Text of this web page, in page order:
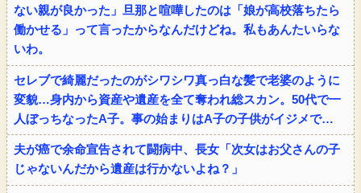
ない親が良かった」旦那と喧嘩したのは「娘が高校落ちたら
働かせる」って言ったからなんだけどね。私もあんたいらな
いわ。
セレブで綺麗だったのがシワシワ真っ白な髪で老婆のように
変貌…身内から資産や遺産を全て奪われ総スカン。50代で一
人ぼっちなったA子。事の始まりはA子の子供がイジメで…
夫が癌で余命宣告されて闘病中、長女「次女はお父さんの子
じゃないんだから遺産は行かないよね？」